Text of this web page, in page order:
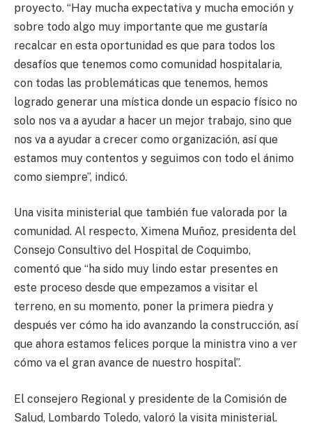
proyecto. “Hay mucha expectativa y mucha emoción y
sobre todo algo muy importante que me gustaría
recalcar en esta oportunidad es que para todos los
desafíos que tenemos como comunidad hospitalaria,
con todas las problemáticas que tenemos, hemos
logrado generar una mística donde un espacio físico no
solo nos va a ayudar a hacer un mejor trabajo, sino que
nos va a ayudar a crecer como organización, así que
estamos muy contentos y seguimos con todo el ánimo
como siempre”, indicó.
Una visita ministerial que también fue valorada por la
comunidad. Al respecto, Ximena Muñoz, presidenta del
Consejo Consultivo del Hospital de Coquimbo,
comentó que “ha sido muy lindo estar presentes en
este proceso desde que empezamos a visitar el
terreno, en su momento, poner la primera piedra y
después ver cómo ha ido avanzando la construcción, así
que ahora estamos felices porque la ministra vino a ver
cómo va el gran avance de nuestro hospital”.
El consejero Regional y presidente de la Comisión de
Salud, Lombardo Toledo, valoró la visita ministerial.